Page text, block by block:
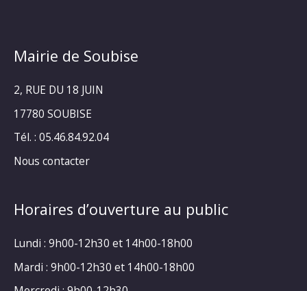
Mairie de Soubise
2, RUE DU 18 JUIN
17780 SOUBISE
Tél. : 05.46.84.92.04
Nous contacter
Horaires d’ouverture au public
Lundi : 9h00-12h30 et 14h00-18h00
Mardi : 9h00-12h30 et 14h00-18h00